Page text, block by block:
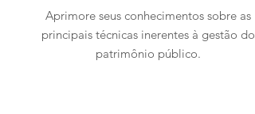
Aprimore seus conhecimentos sobre as
principais técnicas inerentes à gestão do
patrimônio público.